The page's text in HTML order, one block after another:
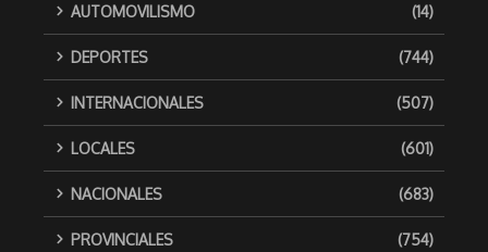
AUTOMOVILISMO (14)
DEPORTES (744)
INTERNACIONALES (507)
LOCALES (601)
NACIONALES (683)
PROVINCIALES (754)